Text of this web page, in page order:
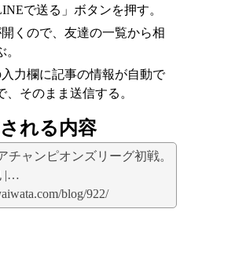
で送る」ボタンを押す。
くので、友達の一覧から相
力欄に記事の情報が自動で
、そのまま送信する。
れる内容
チャンピオンズリーグ初戦。
|…
blog/922/